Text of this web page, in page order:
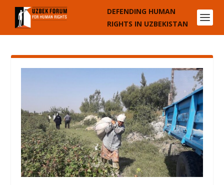
DEFENDING HUMAN
RIGHTS IN UZBEKISTAN